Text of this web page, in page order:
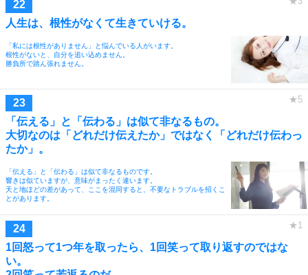
人生は、根性がなくて生きていける。
「私には根性がありません」と悩んでいる人がいます。
根性がないと、自分を追い込めません。
勝負所で踏ん張れません。
「伝える」と「伝わる」は似て非なるもの。
大切なのは「どれだけ伝えたか」ではなく「どれだけ伝わっ
たか」。
「伝える」と「伝わる」は似て非なるものです。
響きは似ていますが、意味がまったく違います。
天と地ほどの差があって、ここを混同すると、不要なトラブルを招くこ
とがあります。
1回怒って1つ年を取ったら、1回笑って取り返すのではな
い。